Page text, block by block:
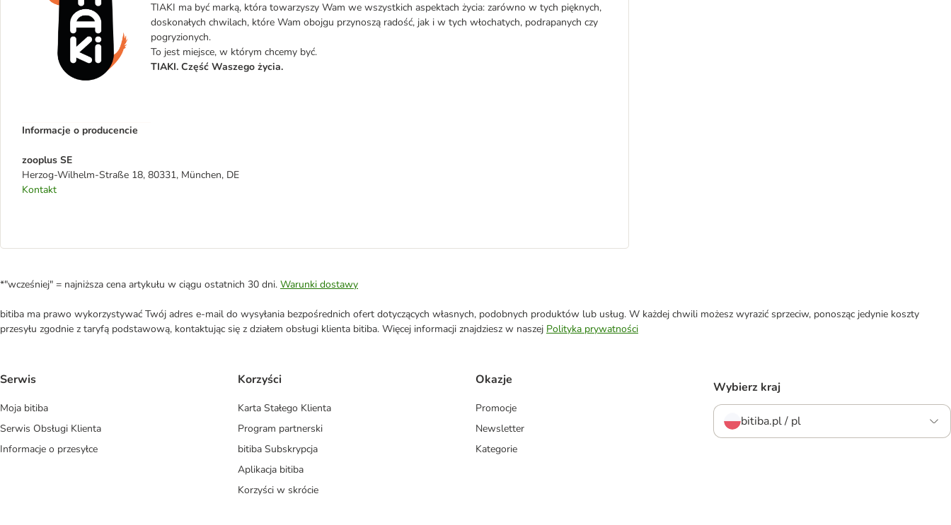
TIAKI ma być marką, która towarzyszy Wam we wszystkich aspektach życia: zarówno w tych pięknych,
doskonałych chwilach, które Wam obojgu przynoszą radość, jak i w tych włochatych, podrapanych czy
pogryzionych.
To jest miejsce, w którym chcemy być.
TIAKI. Część Waszego życia.
Informacje o producencie
zooplus SE
Herzog-Wilhelm-Straße 18, 80331, München, DE
Kontakt
*"wcześniej" = najniższa cena artykułu w ciągu ostatnich 30 dni. Warunki dostawy
bitiba ma prawo wykorzystywać Twój adres e-mail do wysyłania bezpośrednich ofert dotyczących własnych, podobnych produktów lub usług. W każdej chwili możesz wyrazić sprzeciw, ponosząc jedynie koszty
przesyłu zgodnie z taryfą podstawową, kontaktując się z działem obsługi klienta bitiba. Więcej informacji znajdziesz w naszej Polityka prywatności
Serwis
Moja bitiba
Serwis Obsługi Klienta
Informacje o przesyłce
Korzyści
Karta Stałego Klienta
Program partnerski
bitiba Subskrypcja
Aplikacja bitiba
Korzyści w skrócie
Okazje
Promocje
Newsletter
Kategorie
Wybierz kraj
bitiba.pl / pl